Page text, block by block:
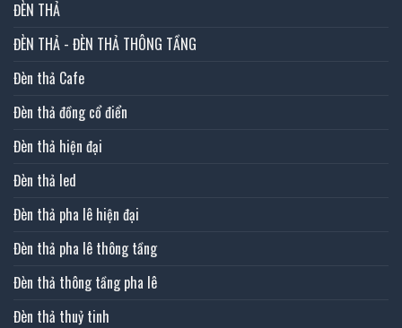
ĐÈN THẢ
ĐÈN THẢ - ĐÈN THẢ THÔNG TẦNG
Đèn thả Cafe
Đèn thả đồng cổ điển
Đèn thả hiện đại
Đèn thả led
Đèn thả pha lê hiện đại
Đèn thả pha lê thông tầng
Đèn thả thông tầng pha lê
Đèn thả thuỷ tinh